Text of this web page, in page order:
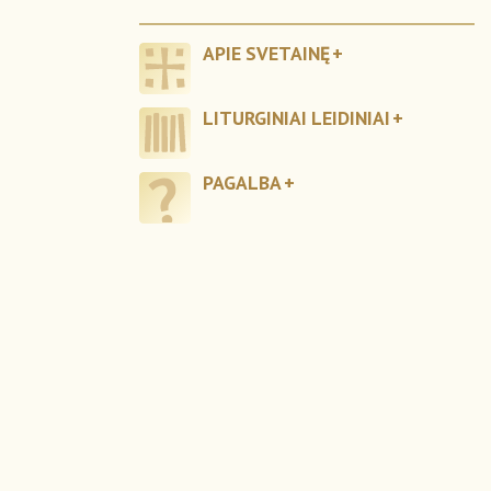
APIE SVETAINĘ
LITURGINIAI LEIDINIAI
PAGALBA